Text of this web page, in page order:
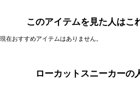
このアイテムを見た人はこ
現在おすすめアイテムはありません。
ローカットスニーカーの